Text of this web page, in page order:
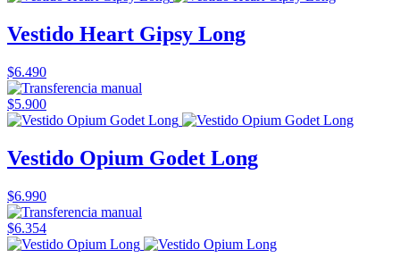
Vestido Heart Gipsy Long
$6.490
$5.900
Vestido Opium Godet Long
$6.990
$6.354